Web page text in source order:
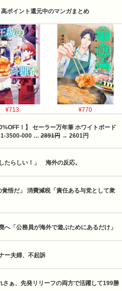
ポイント還元中のマンガまとめ
¥713 ¥770
！】 セーラー万年筆 ホワイトボード
3500-000 … 2891円 → 2601円
らしい！」　海外の反応。
悟だ」 消費減税「責任ある与党として衆
「公務員が海外で遊ぶためにあるだけ」
ー夫婦、不起訴
ぁ、先発リリーフの両方で活躍して199勝